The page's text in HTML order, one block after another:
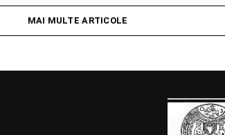
MAI MULTE ARTICOLE